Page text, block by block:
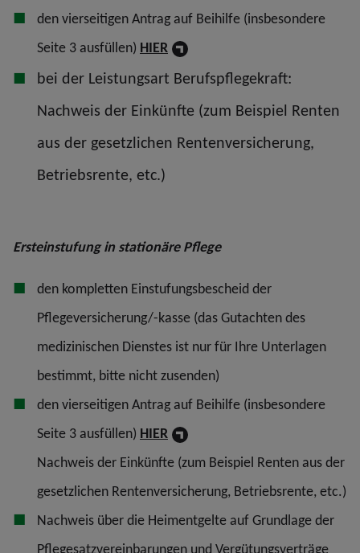
den vierseitigen Antrag auf Beihilfe (insbesondere
Seite 3 ausfüllen) HIER
bei der Leistungsart Berufspflegekraft:
Nachweis der Einkünfte (zum Beispiel Renten
aus der gesetzlichen Rentenversicherung,
Betriebsrente, etc.)
Ersteinstufung in stationäre Pflege
den kompletten Einstufungsbescheid der
Pflegeversicherung/-kasse (das Gutachten des
medizinischen Dienstes ist nur für Ihre Unterlagen
bestimmt, bitte nicht zusenden)
den vierseitigen Antrag auf Beihilfe (insbesondere
Seite 3 ausfüllen) HIER
Nachweis der Einkünfte (zum Beispiel Renten aus der
gesetzlichen Rentenversicherung, Betriebsrente, etc.)
Nachweis über die Heimentgelte auf Grundlage der
Pflegesatzvereinbarungen und Vergütungsverträge